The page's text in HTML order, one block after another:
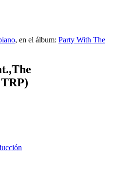
, en el álbum: Party With The